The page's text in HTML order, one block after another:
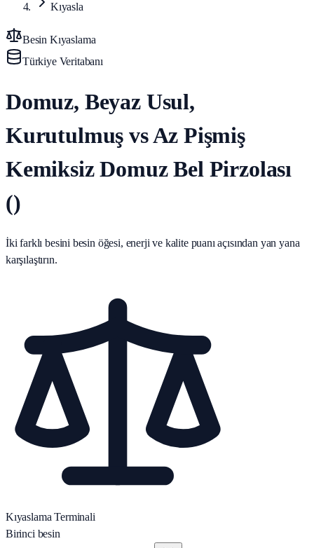
Kıyasla
Besin Kıyaslama
Türkiye Veritabanı
Domuz, Beyaz Usul,
Kurutulmuş vs Az Pişmiş
Kemiksiz Domuz Bel Pirzolası
()
İki farklı besini besin öğesi, enerji ve kalite puanı açısından yan yana
karşılaştırın.
Kıyaslama Terminali
Birinci besin